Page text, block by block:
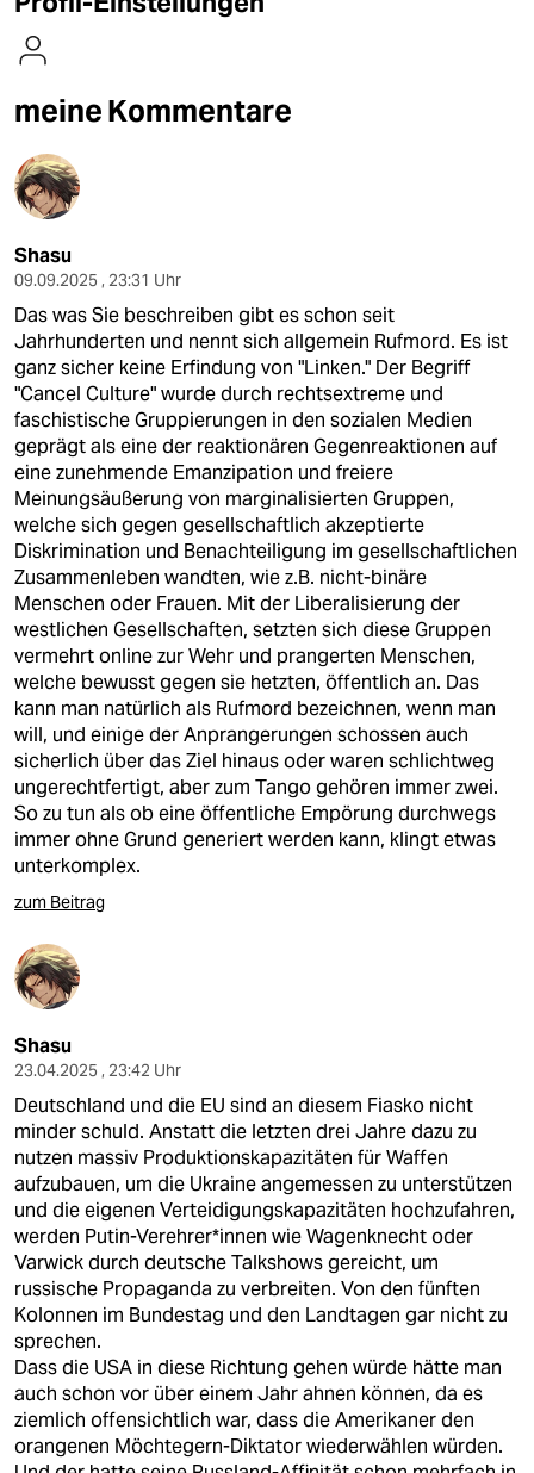
nord
wahrheit
verlag
verlag
veranstaltungen
shop
fragen & hilfe
unterstützen
abo
genossenschaft
epaper login
meine Kommentare
Shasu
09.09.2025 , 23:31 Uhr
Das was Sie beschreiben gibt es schon seit
Jahrhunderten und nennt sich allgemein Rufmord. Es ist
ganz sicher keine Erfindung von "Linken." Der Begriff
"Cancel Culture" wurde durch rechtsextreme und
faschistische Gruppierungen in den sozialen Medien
geprägt als eine der reaktionären Gegenreaktionen auf
eine zunehmende Emanzipation und freiere
Meinungsäußerung von marginalisierten Gruppen,
welche sich gegen gesellschaftlich akzeptierte
Diskrimination und Benachteiligung im gesellschaftlichen
Zusammenleben wandten, wie z.B. nicht-binäre
Menschen oder Frauen. Mit der Liberalisierung der
westlichen Gesellschaften, setzten sich diese Gruppen
vermehrt online zur Wehr und prangerten Menschen,
welche bewusst gegen sie hetzten, öffentlich an. Das
kann man natürlich als Rufmord bezeichnen, wenn man
will, und einige der Anprangerungen schossen auch
sicherlich über das Ziel hinaus oder waren schlichtweg
ungerechtfertigt, aber zum Tango gehören immer zwei.
So zu tun als ob eine öffentliche Empörung durchwegs
immer ohne Grund generiert werden kann, klingt etwas
unterkomplex.
zum Beitrag
Shasu
23.04.2025 , 23:42 Uhr
Deutschland und die EU sind an diesem Fiasko nicht
minder schuld. Anstatt die letzten drei Jahre dazu zu
nutzen massiv Produktionskapazitäten für Waffen
aufzubauen, um die Ukraine angemessen zu unterstützen
und die eigenen Verteidigungskapazitäten hochzufahren,
werden Putin-Verehrer*innen wie Wagenknecht oder
Varwick durch deutsche Talkshows gereicht, um
russische Propaganda zu verbreiten. Von den fünften
Kolonnen im Bundestag und den Landtagen gar nicht zu
sprechen.
Dass die USA in diese Richtung gehen würde hätte man
auch schon vor über einem Jahr ahnen können, da es
ziemlich offensichtlich war, dass die Amerikaner den
orangenen Möchtegern-Diktator wiederwählen würden.